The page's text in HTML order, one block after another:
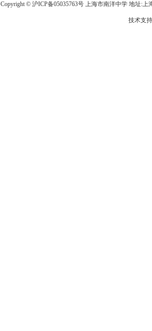
Copyright © 沪ICP备05035763号 上海市南洋中学 地址:上
技术支